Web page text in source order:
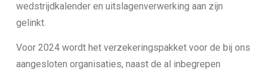
wedstrijdkalender en uitslagenverwerking aan zijn
gelinkt.
Voor 2024 wordt het verzekeringspakket voor de bij ons
aangesloten organisaties, naast de al inbegrepen